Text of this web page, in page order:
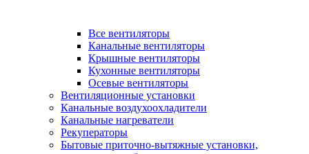
Все вентиляторы
Канальные вентиляторы
Крышные вентиляторы
Кухонные вентиляторы
Осевые вентиляторы
Вентиляционные установки
Канальные воздухоохладители
Канальные нагреватели
Рекуператоры
Бытовые приточно-вытяжные установки,